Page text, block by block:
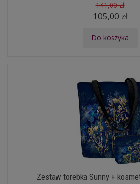
141,00 zł
105,00 zł
Do koszyka
Zestaw torebka Sunny +